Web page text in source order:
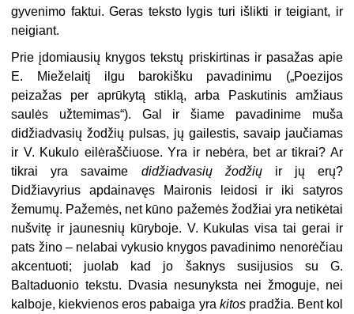
gyvenimo faktui. Geras teksto lygis turi išlikti ir teigiant, ir
neigiant.
Prie įdomiausių knygos tekstų priskirtinas ir pasažas apie
E. Mieželaitį ilgu barokišku pavadinimu („Poezijos
peizažas per aprūkytą stiklą, arba Paskutinis amžiaus
saulės užtemimas“). Gal ir šiame pavadinime muša
didžiadvasių žodžių pulsas, jų gailestis, savaip jaučiamas
ir V. Kukulo eilėraščiuose. Yra ir nebėra, bet ar tikrai? Ar
tikrai yra savaime didžiadvasių žodžiųir jų erų?
Didžiavyrius apdainavęs Maironis leidosi ir iki satyros
žemumų. Pažemės, net kūno pažemės žodžiai yra netikėtai
nušvitę ir jaunesnių kūryboje. V. Kukulas visa tai gerai ir
pats žino – nelabai vykusio knygos pavadinimo nenorėčiau
akcentuoti; juolab kad jo šaknys susijusios su G.
Baltaduonio tekstu. Dvasia nesunyksta nei žmoguje, nei
kalboje, kiekvienos eros pabaiga yra kitospradžia. Bent kol